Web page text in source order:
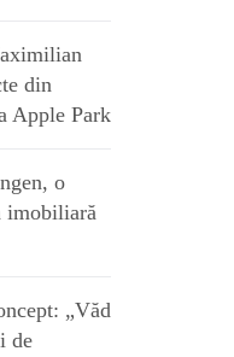
din
Apple Park
o
imobiliară
„Văd
de